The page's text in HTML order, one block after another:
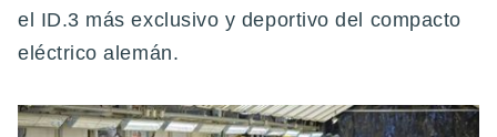
el ID.3 más exclusivo y deportivo del compacto
eléctrico alemán.